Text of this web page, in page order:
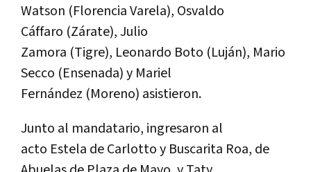
Watson (Florencia Varela), Osvaldo
Cáffaro (Zárate), Julio
Zamora (Tigre), Leonardo Boto (Luján), Mario
Secco (Ensenada) y Mariel
Fernández (Moreno) asistieron.
Junto al mandatario, ingresaron al
acto Estela de Carlotto y Buscarita Roa, de